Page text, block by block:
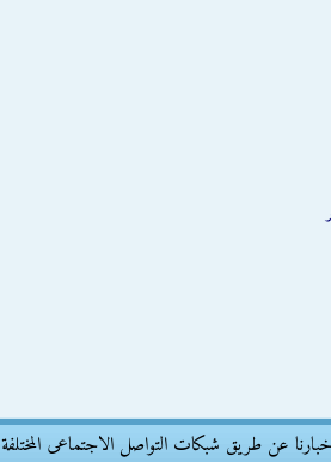
عن طريق شبكات التواصل الاجتماعى المختلفة